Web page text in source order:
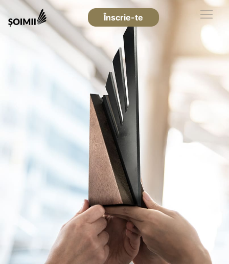
Înscrie-te